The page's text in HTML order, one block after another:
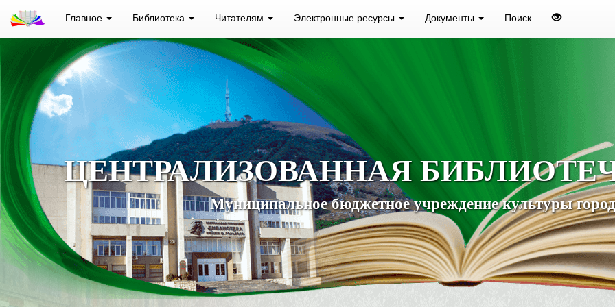
Главное Библиотека Читателям Электронные ресурсы Документы Поиск
ЦЕНТРАЛИЗОВАННАЯ
Муниципальное бюджетное учреждение культуры